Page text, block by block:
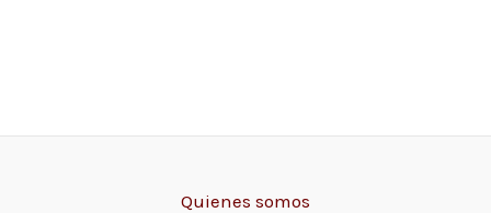
Quienes somos